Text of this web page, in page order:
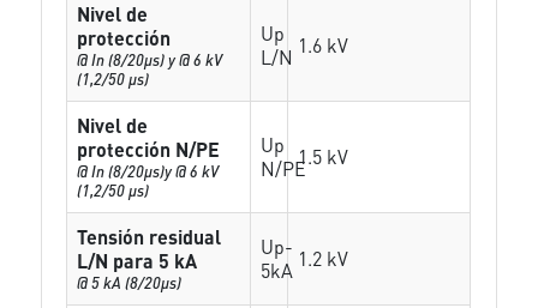
Nivel de
protección
@ In (8/20µs) y @ 6 kV
(1,2/50 µs)
Up
L/N 1.6 kV
Nivel de
protección N/PE
@ In (8/20µs)y @ 6 kV
(1,2/50 µs)
Up
N/PE1.5 kV
Tensión residual
L/N para 5 kA
@ 5 kA (8/20µs)
Up-
5kA 1.2 kV